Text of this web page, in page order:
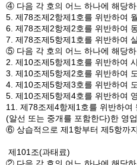
④ 다음 각 호의 어느 하나에 해당
5. 제78조제2항제1호를 위반하여
6. 제78조제2항제2호를 위반하여
7. 제78조제5항제1호를 위반하여
⑤ 다음 각 호의 어느 하나에 해당
2. 제10조제5항제1호를 위반하여
3. 제10조제5항제2호를 위반하여
4. 제10조제5항제3호를 위반하여
5. 제10조제5항제4호를 위반하여
11. 제78조제4항제1호를 위반하
(알선 또는 중개를 포함한다)한 영
⑥ 상습적으로 제1항부터 제5항까
제101조(과태료)